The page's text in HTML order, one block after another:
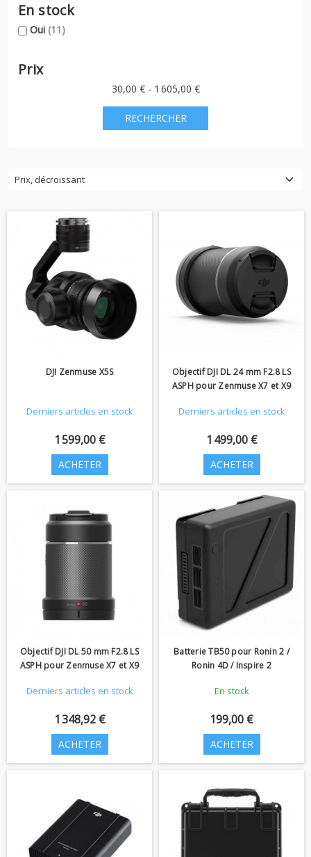
leursnacelles-caméras
En stock
Oui (11)
Prix
30,00 € - 1 605,00 €
Prix, décroissant
DJI Zenmuse X5S
Derniers articles en stock
1 599,00 €
ACHETER
Objectif DJI DL 24 mm F2.8 LS
ASPH pour Zenmuse X7 et X9
Derniers articles en stock
1 499,00 €
ACHETER
Objectif DJI DL 50 mm F2.8 LS
ASPH pour Zenmuse X7 et X9
Derniers articles en stock
1 348,92 €
ACHETER
Batterie TB50 pour Ronin 2 /
Ronin 4D / Inspire 2
En stock
199,00 €
ACHETER